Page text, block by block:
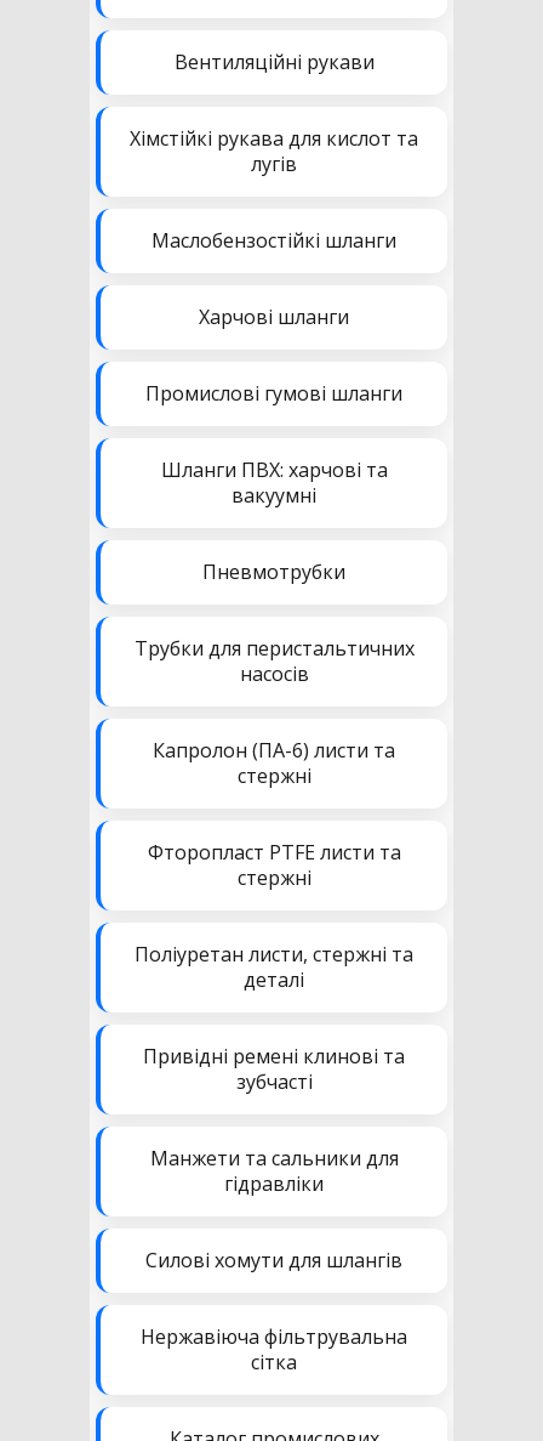
Вентиляційні рукави
Хімстійкі рукава для кислот та
лугів
Маслобензостійкі шланги
Харчові шланги
Промислові гумові шланги
Шланги ПВХ: харчові та
вакуумні
Пневмотрубки
Трубки для перистальтичних
насосів
Капролон (ПА-6) листи та
стержні
Фторопласт PTFE листи та
стержні
Поліуретан листи, стержні та
деталі
Привідні ремені клинові та
зубчасті
Манжети та сальники для
гідравліки
Силові хомути для шлангів
Нержавіюча фільтрувальна
сітка